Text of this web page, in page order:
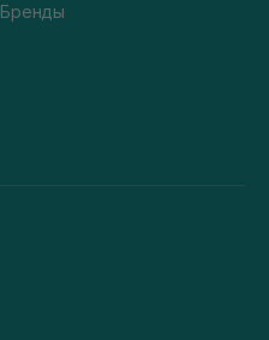
Бренды